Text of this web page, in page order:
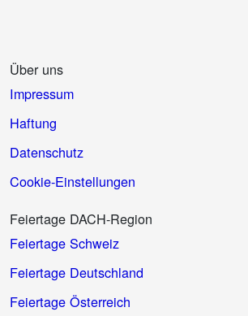
Über uns
Impressum
Haftung
Datenschutz
Cookie-Einstellungen
Feiertage DACH-Region
Feiertage Schweiz
Feiertage Deutschland
Feiertage Österreich